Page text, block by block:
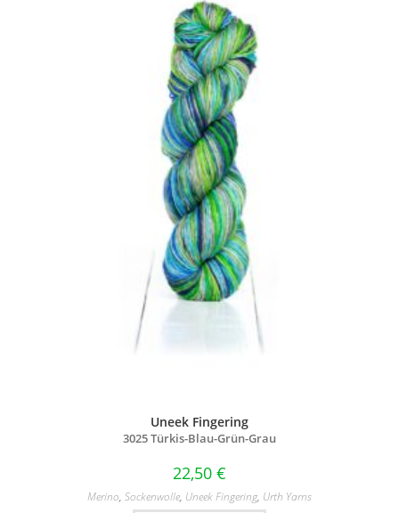
Uneek Fingering
3025 Türkis-Blau-Grün-Grau
22,50 €
Merino, Sockenwolle, Uneek Fingering, Urth Yarns